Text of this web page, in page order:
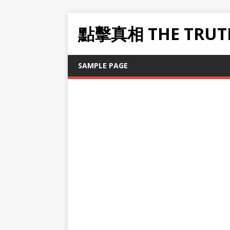
點擊真相 THE
SAMPLE PAGE